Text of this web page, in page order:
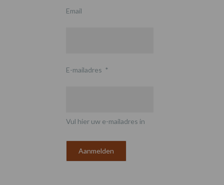
Email
E-mailadres *
Vul hier uw e-mailadres in